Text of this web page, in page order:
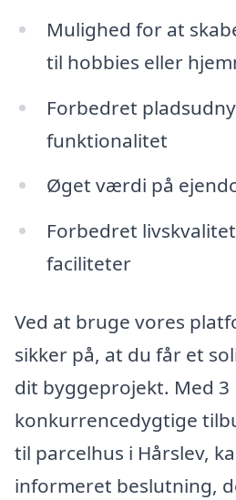
Mulighed for at
til hobbies eller
Forbedret
funktionalitet
Øget værdi på
Forbedret
faciliteter
Ved at bruge vores
sikker på, at du får et
dit byggeprojekt. Med 3
konkurrencedygtige
til parcelhus i Hårslev,
informeret beslutning,